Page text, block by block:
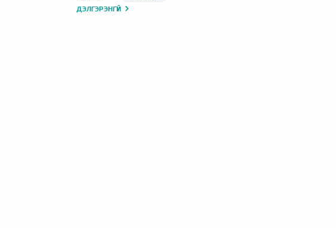
ДЭЛГЭРЭНГҮЙ